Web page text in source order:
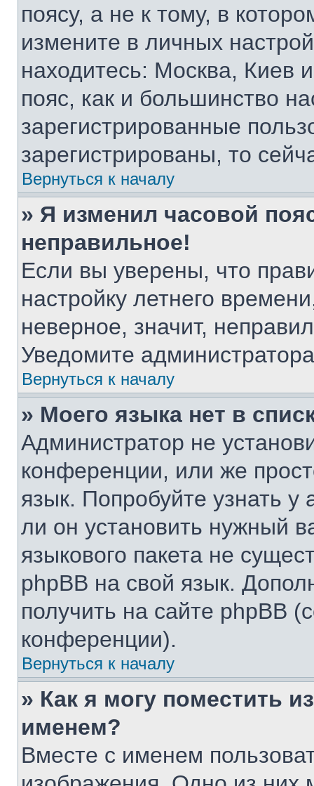
поясу, а не к тому, в
измените в личных
находитесь: Москва, Киев
пояс, как и большинство
зарегистрированные
зарегистрированы, то
Вернуться к началу
» Я изменил часовой
неправильное!
Если вы уверены, что
настройку летнего
неверное, значит,
Уведомите
Вернуться к началу
» Моего языка нет в
Администратор не
конференции, или же
язык. Попробуйте узнать
ли он установить нужный
языкового пакета не
phpBB на свой язык.
получить на сайте phpBB
конференции).
Вернуться к началу
» Как я могу поместить
именем?
Вместе с именем